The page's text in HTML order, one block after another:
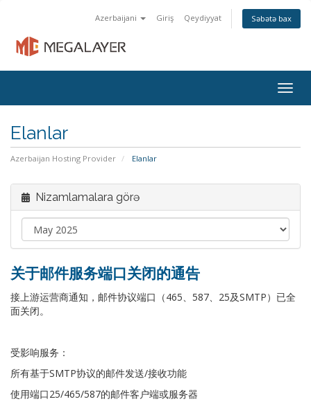
Azerbaijani Giriş Qeydiyyat Səbətə bax
Elanlar
Azerbaijan Hosting Provider Elanlar
Nizamlamalara görə
关于邮件服务端口关闭的通告
接上游运营商通知，邮件协议端口（465、587、25及SMTP）已全
面关闭。
受影响服务：
所有基于SMTP协议的邮件发送/接收功能
使用端口25/465/587的邮件客户端或服务器